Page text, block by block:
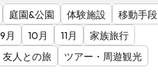
庭園&公園 体験施設 移動手段
9月 10月 11月
家族旅行
友人との旅
ツアー・周遊観光